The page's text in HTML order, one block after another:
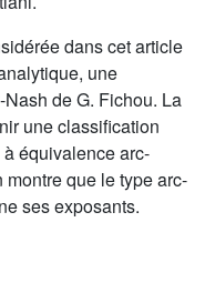
dans cet article
une
de G. Fichou. La
une classification
équivalence arc-
que le type arc-
ses exposants.